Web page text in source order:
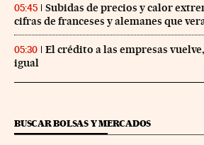
05:45
Subidas de precios y calor
cifras de franceses y alemanes que
05:30
El crédito a las empresas
igual
BUSCAR BOLSAS Y MERCADOS